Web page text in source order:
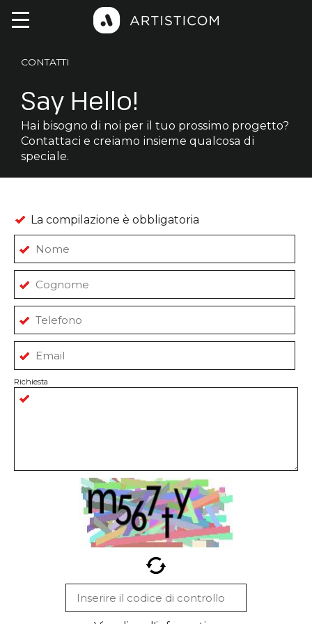
CONTATTI
Say Hello!
Hai bisogno di noi per il tuo prossimo progetto?
Contattaci e creiamo insieme qualcosa di
speciale.
La compilazione è obbligatoria
Richiesta